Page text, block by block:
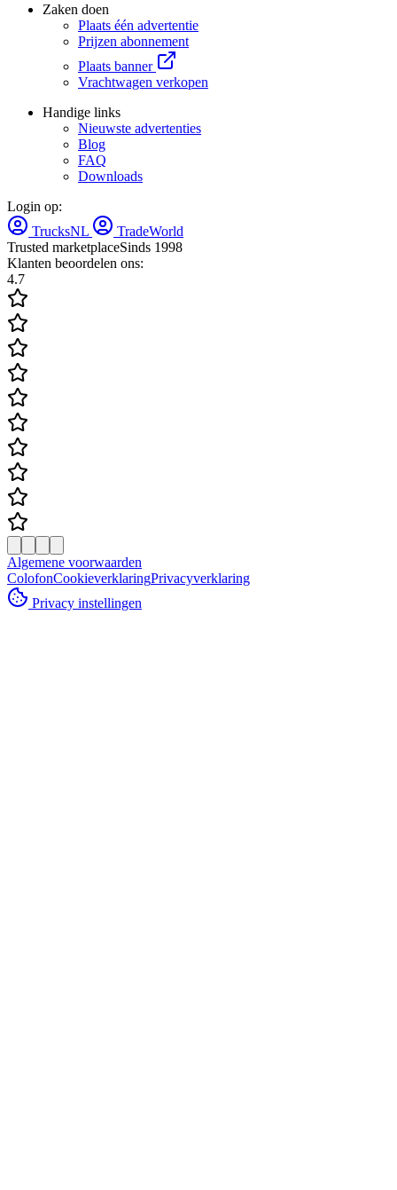
Zaken doen
Plaats één advertentie
Prijzen abonnement
Plaats banner
Vrachtwagen verkopen
Handige links
Nieuwste advertenties
Blog
FAQ
Downloads
Login op:
TrucksNL
TradeWorld
Trusted marketplaceSinds 1998
Klanten beoordelen ons:
4.7
Algemene voorwaarden
ColofonCookieverklaringPrivacyverklaring
Privacy instellingen